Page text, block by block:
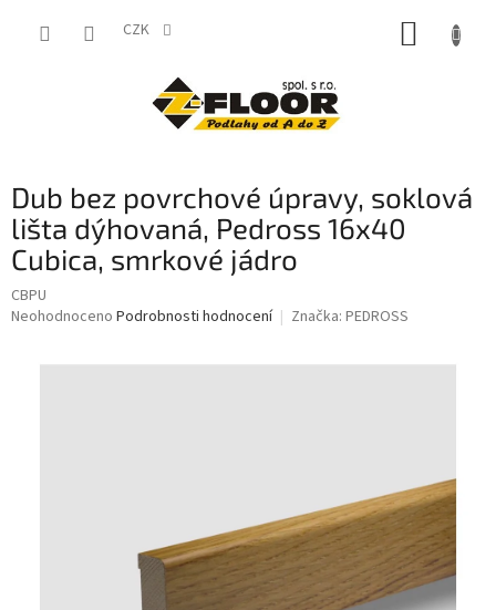
CZK
Dub bez povrchové úpravy, soklová
lišta dýhovaná, Pedross 16x40
Cubica, smrkové jádro
CBPU
Průměrné
Neohodnoceno Podrobnosti hodnocení Značka: PEDROSS